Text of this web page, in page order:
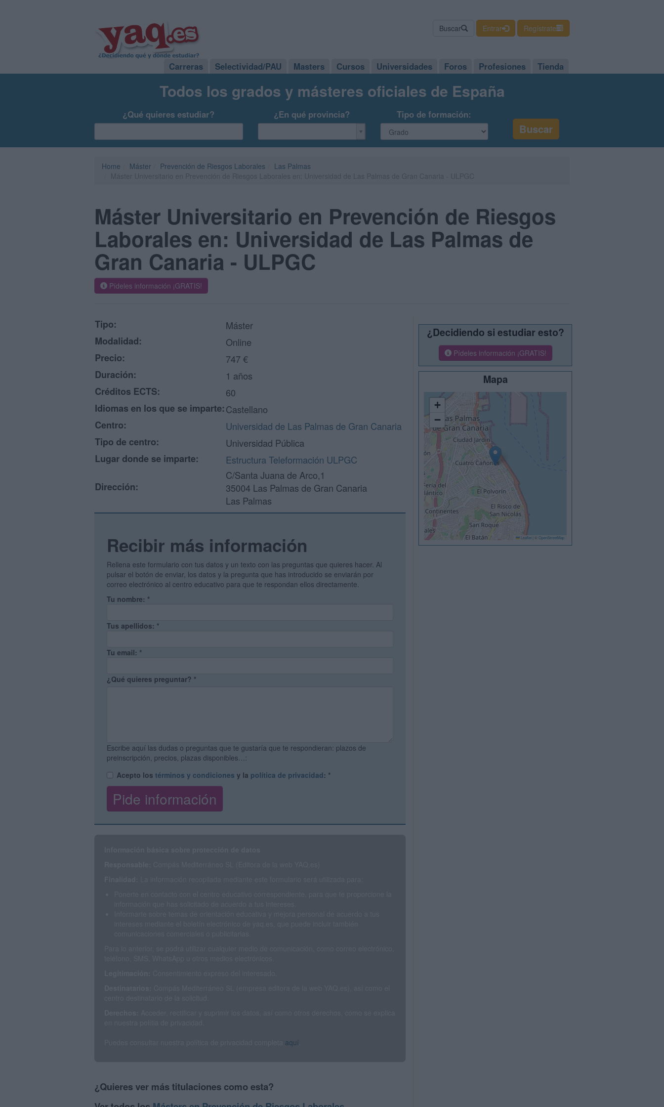
Buscar Entrar Regístrate
Carreras Selectividad/PAU Masters Cursos Universidades Foros Profesiones Tienda
Todos los grados y másteres oficiales de España
¿Qué quieres estudiar? ¿En qué provincia? Tipo de formación:
Home Máster Prevención de Riesgos Laborales
Las Palmas
Máster Universitario en Prevención de Riesgos
Laborales en: Universidad de Las Palmas de
Gran Canaria - ULPGC
Pídeles información ¡GRATIS!
Tipo:
Máster
Modalidad:
Online
Precio:
747 €
Duración:
1 años
Créditos ECTS:
60
Idiomas en los que se imparte:Castellano
Centro:
Universidad de Las Palmas de Gran Canaria
Tipo de centro:
Universidad Pública
Lugar donde se imparte:
Estructura Teleformación ULPGC
Dirección:
C/Santa Juana de Arco,1
35004 Las Palmas de Gran Canaria
Las Palmas
Recibir más información
Rellena este formulario con tus datos y un texto con las preguntas que quieres hacer. Al
pulsar el botón de enviar, los datos y la pregunta que has introducido se enviarán por
correo electrónico al centro educativo para que te respondan ellos directamente.
Tu nombre: *
Tus apellidos: *
Tu email: *
¿Qué quieres preguntar? *
Escribe aquí las dudas o preguntas que te gustaría que te respondieran: plazos de
preinscripción, precios, plazas disponibles…:
Acepto los términos y condiciones y la política de privacidad: *
aquí
¿Quieres ver más titulaciones como esta?
¿Decidiendo si estudiar esto?
Pídeles información ¡GRATIS!
Mapa
+
−
Leaflet © OpenStreetMap